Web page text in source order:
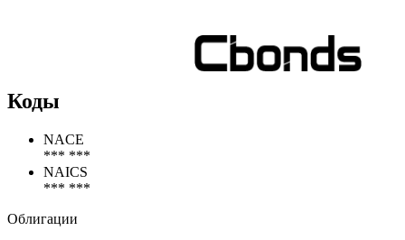
Коды
NACE
*** ***
NAICS
*** ***
Облигации